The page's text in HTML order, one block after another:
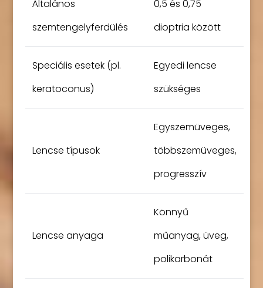
Általános
szemtengelyferdülés
0,5 és 0,75
dioptria között
Speciális esetek (pl.
keratoconus)
Egyedi lencse
szükséges
Lencse típusok
Egyszemüveges,
többszemüveges,
progresszív
Lencse anyaga
Könnyű
műanyag, üveg,
polikarbonát